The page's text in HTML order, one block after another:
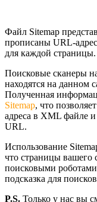
Файл Sitemap
прописаны URL-
для каждой страницы.
Поисковые сканеры
находятся на данном
Полученная
Sitemap, что
адреса в XML файле
URL.
Использование
что страницы вашего
поисковыми
подсказка для
P.S. Только у нас вы